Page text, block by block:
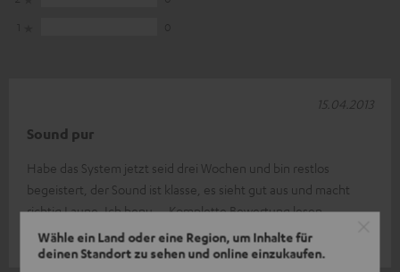
Wähle ein Land oder eine Region, um Inhalte für
deinen Standort zu sehen und online einzukaufen.
Sound pur
Habe das System jetzt seid drei Wochen und bin restlos
begeistert, der Sound ist klasse, es sieht gut aus und macht
richtig Laune. Ich benu
Komplette Bewertung lesen
Mike G.
15.04.2013